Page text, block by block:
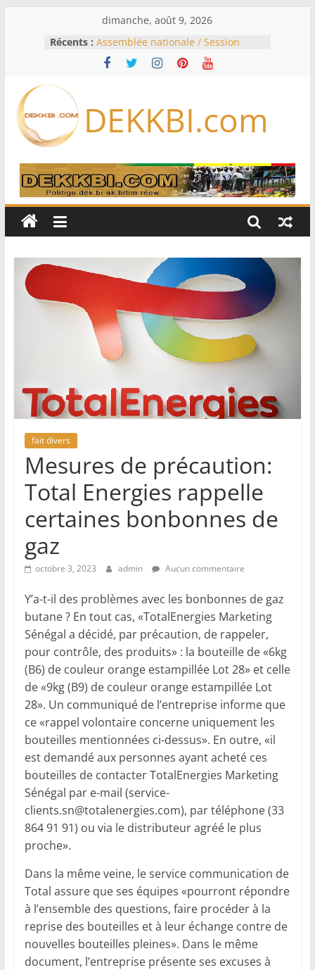
dimanche, août 9, 2026
Récents : Assemblée nationale / Session
extraordinaire: Six commissions
d’enquête à l’ordre du jour ce lundi
Bénin: Patrice Talon élu président
du Sénat, moins de trois mois
Pakistan et la Turquie signent un
accord de défense
RD Congo: Kinshasa interdit les
exportations de cuivre et de cobalt
production
DEKKBI.com
fait divers
Mesures de précaution:
Total Energies rappelle
certaines bonbonnes de
gaz
octobre 3, 2023 admin Aucun commentaire
Y’a-t-il des problèmes avec les bonbonnes de gaz
butane ? En tout cas, «TotalEnergies Marketing
Sénégal a décidé, par précaution, de rappeler,
pour contrôle, des produits» : la bouteille de «6kg
(B6) de couleur orange estampillée Lot 28» et celle
de «9kg (B9) de couleur orange estampillée Lot
28». Un communiqué de l’entreprise informe que
ce «rappel volontaire concerne uniquement les
bouteilles mentionnées ci-dessus». En outre, «il
est demandé aux personnes ayant acheté ces
bouteilles de contacter TotalEnergies Marketing
Sénégal par e-mail (service-
clients.sn@totalenergies.com), par téléphone (33
864 91 91) ou via le distributeur agréé le plus
proche».
Dans la même veine, le service communication de
Total assure que ses équipes «pourront répondre
à l’ensemble des questions, faire procéder à la
reprise des bouteilles et à leur échange contre de
nouvelles bouteilles pleines». Dans le même
document, l’entreprise présente ses excuses à